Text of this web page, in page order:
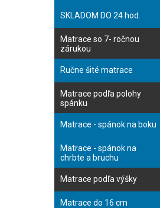
SKLADOM DO 24 hod.
Matrace so 7- ročnou
zárukou
Ručne šité matrace
Matrace podľa polohy
spánku
Matrace - spánok na boku
Matrace - spánok na
chrbte a bruchu
Matrace podľa výšky
Matrace do 16 cm